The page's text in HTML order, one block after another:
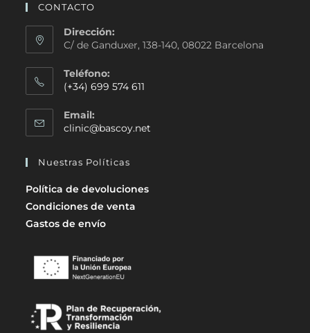
CONTACTO
Dirección:
C/ de Ganduxer, 138-140, 08022 Barcelona
Teléfono:
(+34) 699 574 611
Email:
clinic@bascoy.net
Nuestras Políticas
Política de devoluciones
Condiciones de venta
Gastos de envío